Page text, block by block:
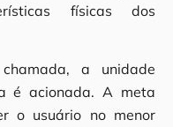
físicas dos
a unidade
é acionada. A meta
o usuário no menor